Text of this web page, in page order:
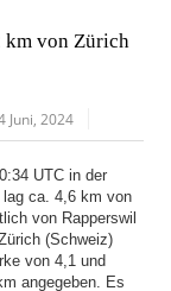
km von Zürich
Juni, 2024
UTC in der
ca. 4,6 km von
von Rapperswil
(Schweiz)
von 4,1 und
angegeben. Es